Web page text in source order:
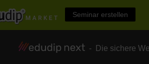
Seminar erstellen
- Die sichere